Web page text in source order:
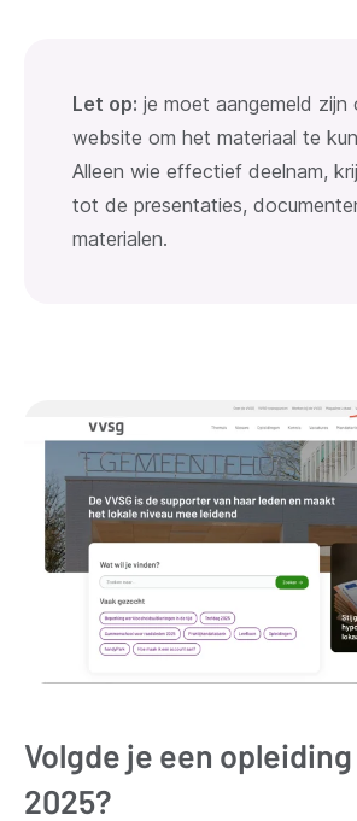
Let op: je moet aangemeld zijn
website om het materiaal te
Alleen wie effectief deelnam,
tot de presentaties,
materialen.
Volgde je een
2025?